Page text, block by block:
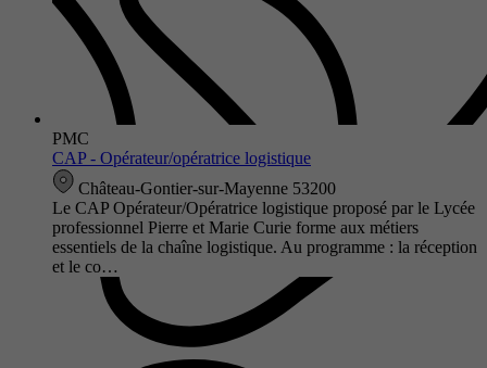
PMC
CAP - Opérateur/opératrice logistique
Château-Gontier-sur-Mayenne 53200
Le CAP Opérateur/Opératrice logistique proposé par le Lycée
professionnel Pierre et Marie Curie forme aux métiers
essentiels de la chaîne logistique. Au programme : la réception
et le co…